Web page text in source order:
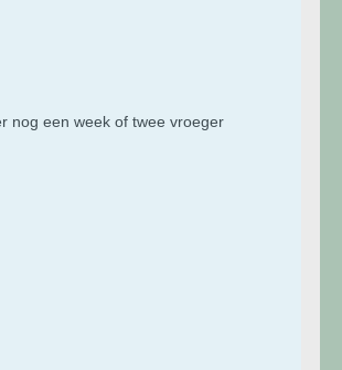
nog een week of twee vroeger